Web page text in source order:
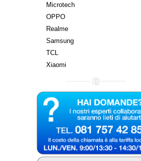
Microtech
OPPO
Realme
Samsung
TCL
Xiaomi